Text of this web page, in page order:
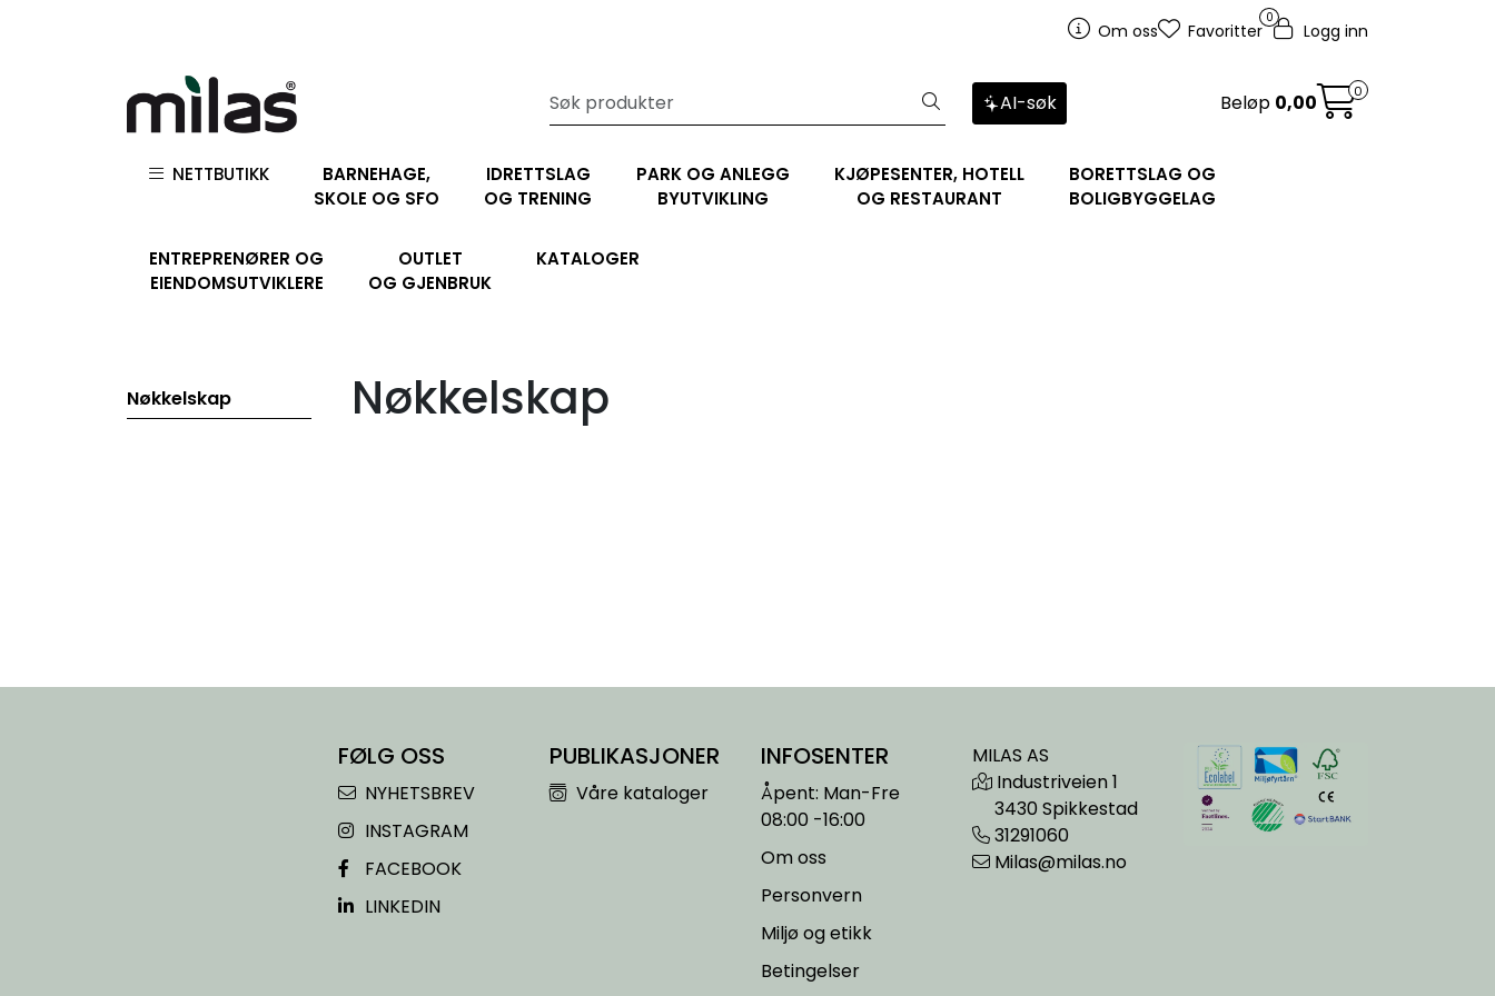
Om oss
0
Favoritter Logg inn
AI-søk Beløp 0,00 0
NETTBUTIKK
BARNEHAGE,
SKOLE OG SFO
IDRETTSLAG
OG TRENING
PARK OG ANLEGG
BYUTVIKLING
KJØPESENTER, HOTELL
OG RESTAURANT
BORETTSLAG OG
BOLIGBYGGELAG
ENTREPRENØRER OG
EIENDOMSUTVIKLERE
OUTLET
OG GJENBRUK
KATALOGER
Nøkkelskap Nøkkelskap
FØLG OSS
NYHETSBREV
INSTAGRAM
FACEBOOK
LINKEDIN
PUBLIKASJONER
Våre kataloger
INFOSENTER
Åpent: Man-Fre
08:00 -16:00
Om oss
Personvern
Miljø og etikk
Betingelser
MILAS AS
Industriveien 1
3430 Spikkestad
31291060
Milas@milas.no